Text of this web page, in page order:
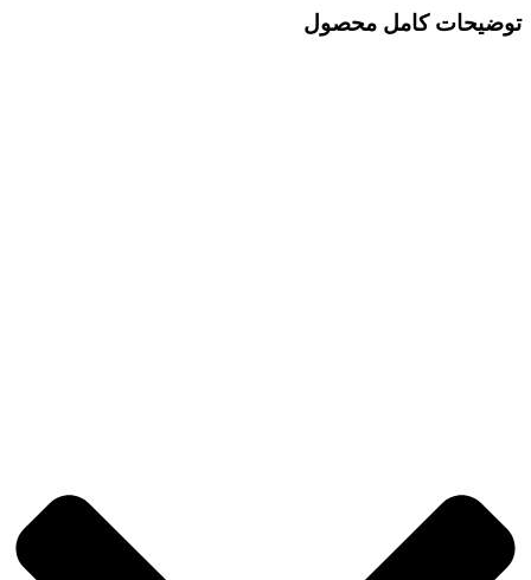
توضیحات کامل محصول